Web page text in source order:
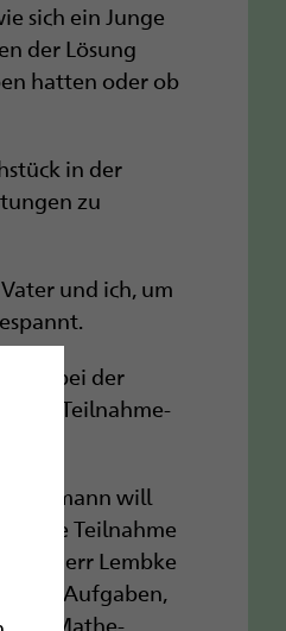
sich ein Junge
der Lösung
hatten oder ob
in der
zu
und ich, um
und bei der
eine Teilnahme-
Feldtmann will
Die Teilnahme
Herr Lembke
Aufgaben,
Mathe­